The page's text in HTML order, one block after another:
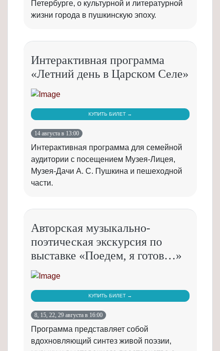
Петербурге, о культурной и литературной
жизни города в пушкинскую эпоху.
Интерактивная программа
«Летний день в Царском Селе»
КУПИТЬ БИЛЕТ →
14 августа в 13:00
Интерактивная программа для семейной
аудитории с посещением Музея-Лицея,
Музея-Дачи А. С. Пушкина и пешеходной
части.
Авторская музыкально-
поэтическая экскурсия по
выставке «Поедем, я готов…»
КУПИТЬ БИЛЕТ →
8, 15, 22, 29 августа в 16:00
Программа представляет собой
вдохновляющий синтез живой поэзии,